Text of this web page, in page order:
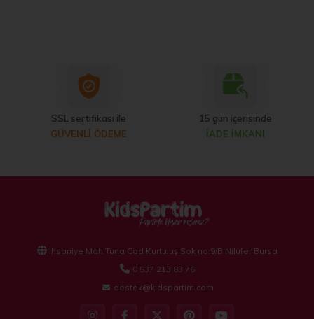
SSL sertifikası ile
GÜVENLİ ÖDEME
15 gün içerisinde
İADE İMKANI
İhsaniye Mah Tuna Cad Kurtuluş Sok no:9/B Nilüfer Bursa
0 537 213 83 76
destek@kidspartim.com